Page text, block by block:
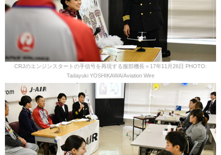
CRJのエンジンスタートの手信号を再現する服部機長＝17年11月26日 PHOTO:
Tadayuki YOSHIKAWA/Aviation Wire